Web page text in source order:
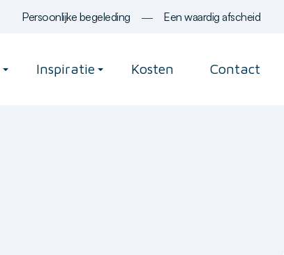
Persoonlijke begeleding ― Een waardig afscheid
Inspiratie Kosten Contact